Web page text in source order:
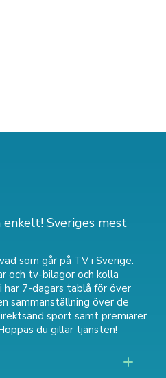
Sveriges mest
som går på TV i Sverige.
och tv-bilagor och kolla
7-dagars tablå för över
sammanställning över de
sport samt premiärer
du gillar tjänsten!